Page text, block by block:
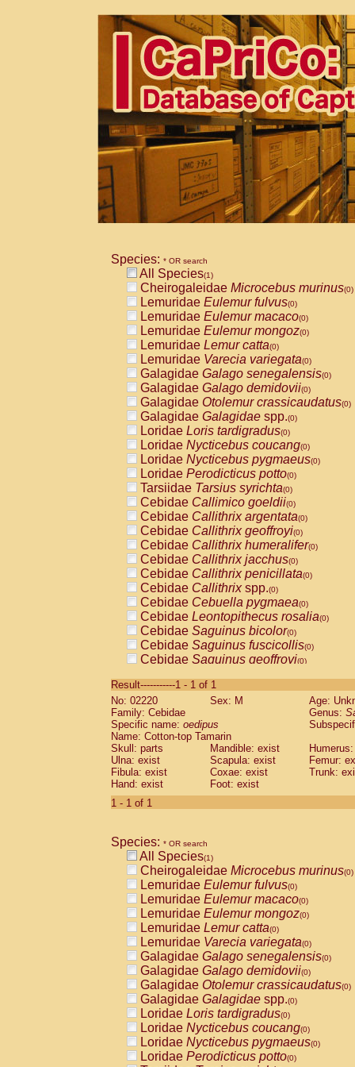
Species: * OR search
All Species(1)
Cheirogaleidae Microcebus murinus(0)
Lemuridae Eulemur fulvus(0)
Lemuridae Eulemur macaco(0)
Lemuridae Eulemur mongoz(0)
Lemuridae Lemur catta(0)
Lemuridae Varecia variegata(0)
Galagidae Galago senegalensis(0)
Galagidae Galago demidovii(0)
Galagidae Otolemur crassicaudatus(0)
Galagidae Galagidae spp.(0)
Loridae Loris tardigradus(0)
Loridae Nycticebus coucang(0)
Loridae Nycticebus pygmaeus(0)
Loridae Perodicticus potto(0)
Tarsiidae Tarsius syrichta(0)
Cebidae Callimico goeldii(0)
Cebidae Callithrix argentata(0)
Cebidae Callithrix geoffroyi(0)
Cebidae Callithrix humeralifer(0)
Cebidae Callithrix jacchus(0)
Cebidae Callithrix penicillata(0)
Cebidae Callithrixspp.(0)
Cebidae Cebuella pygmaea(0)
Cebidae Leontopithecus rosalia(0)
Cebidae Saguinus bicolor(0)
Cebidae Saguinus fuscicollis(0)
Cebidae Saguinus geoffroyi(0)
CebidaeSaguinus labiatus(0)
Cebidae Saguinus leucopus (0)
Cebidae
CebidaeSaguinus mystax
Cebidae Saguinus nigricollis (0)
Cebidae Saguinus oedipus
Cebidae Saguinus weddelli
Cebidae Saguinusspp.
Cebidae
CebidaeCebus capucinus
CebidaeCebus nigrivittatus
CebidaeCebus spp.(0)
CebidaeSaimiri boliviensis(0)
CebidaeSaimiri sciureus(0)
AtelidaeAlouatta caraya(0)
AtelidaeAlouatta fusca(0)
AtelidaeAlouatta seniculus(0)
AtelidaeAlouattaspp.(0)
AtelidaeAteles belzebuth(0)
AtelidaeAteles geoffroyi(0)
AtelidaeAteles paniscus(0)
AtelidaeAtelesspp.(0)
AtelidaeLagothrix lagothricha(0)
AtelidaeLagothrix lagothricha cana
PitheciidaeCacajao calvus
Result-----------1 - 1 of 1
No: 02220
Sex: M
Age:
Family: Cebidae
Genus:
Specific name: oedipus
Name: Cotton-top Tamarin
Skull: parts
Mandible: exist
Ulna: exist
Scapula: exist
Femur:
Fibula: exist
Coxae: exist
Trunk:
Hand: exist
Foot: exist
1 - 1 of 1
Species: * OR search
All Species(1)
Cheirogaleidae Microcebus murinus(0)
Lemuridae Eulemur fulvus(0)
Lemuridae Eulemur macaco(0)
Lemuridae Eulemur mongoz(0)
Lemuridae Lemur catta(0)
Lemuridae Varecia variegata(0)
Galagidae Galago senegalensis(0)
Galagidae Galago demidovii(0)
Galagidae Otolemur crassicaudatus(0)
Galagidae Galagidae spp.(0)
Loridae Loris tardigradus(0)
Loridae Nycticebus coucang(0)
Loridae Nycticebus pygmaeus(0)
Loridae Perodicticus potto(0)